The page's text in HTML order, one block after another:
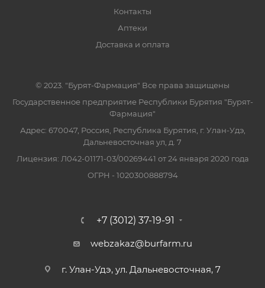
Контакты
Аптеки
Доставка и оплата
© 2023. "Бурят-Фармация" Все права защищены
Государственное предприятие Республики Бурятия "Бурят-
Фармация"
Адрес: 670047, Россия, Республика Бурятия, г. Улан-Удэ,
Дальневосточная ул, д. 7
Лицензия: Л042-01171-03/00269441 от 24 января 2020 года
ОГРН - 1020300888794
+7 (3012) 37-19-91
webzakaz@burfarm.ru
г. Улан-Удэ, ул. Дальневосточная, 7